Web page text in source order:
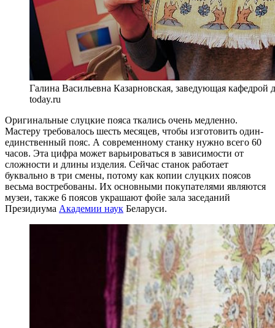
Галина Васильевна Казарновская, заведующая
today.ru
Оригинальные слуцкие пояса ткались очень медленно.
Мастеру требовалось шесть месяцев, чтобы изготовить один-
единственный пояс. А современному станку нужно всего 60
часов. Эта цифра может варьироваться в зависимости от
сложности и длины изделия. Сейчас станок работает
буквально в три смены, потому как копии слуцких поясов
весьма востребованы. Их основными покупателями являются
музеи, также 6 поясов украшают фойе зала заседаний
Президиума Академии наук Беларуси.